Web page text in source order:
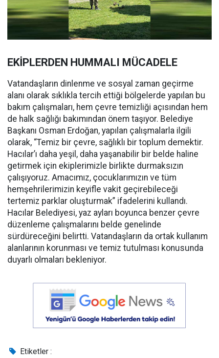
EKİPLERDEN HUMMALI MÜCADELE
Vatandaşların dinlenme ve sosyal zaman geçirme
alanı olarak sıklıkla tercih ettiği bölgelerde yapılan bu
bakım çalışmaları, hem çevre temizliği açısından hem
de halk sağlığı bakımından önem taşıyor. Belediye
Başkanı Osman Erdoğan, yapılan çalışmalarla ilgili
olarak, “Temiz bir çevre, sağlıklı bir toplum demektir.
Hacılar’ı daha yeşil, daha yaşanabilir bir belde haline
getirmek için ekiplerimizle birlikte durmaksızın
çalışıyoruz. Amacımız, çocuklarımızın ve tüm
hemşehrilerimizin keyifle vakit geçirebileceği
tertemiz parklar oluşturmak” ifadelerini kullandı.
Hacılar Belediyesi, yaz ayları boyunca benzer çevre
düzenleme çalışmalarını belde genelinde
sürdüreceğini belirtti. Vatandaşların da ortak kullanım
alanlarının korunması ve temiz tutulması konusunda
duyarlı olmaları bekleniyor.
Etiketler :